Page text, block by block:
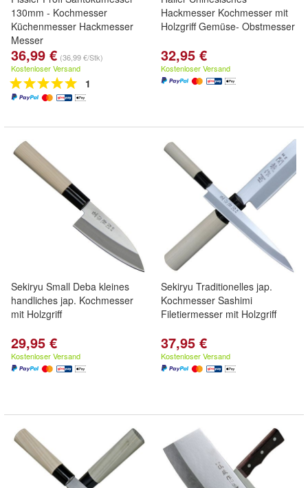
130mm - Kochmesser
Küchenmesser Hackmesser
Messer
36,99 € (36,99 €/Stk)
Kostenloser Versand
1
Hackmesser Kochmesser mit
Holzgriff Gemüse- Obstmesser
32,95 €
Kostenloser Versand
Sekiryu Small Deba kleines
handliches jap. Kochmesser
mit Holzgriff
29,95 €
Kostenloser Versand
Sekiryu Traditionelles jap.
Kochmesser Sashimi
Filetiermesser mit Holzgriff
37,95 €
Kostenloser Versand